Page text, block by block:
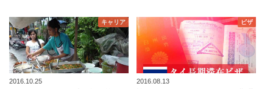
キャリア
2016.10.25
ビザ
2016.08.13